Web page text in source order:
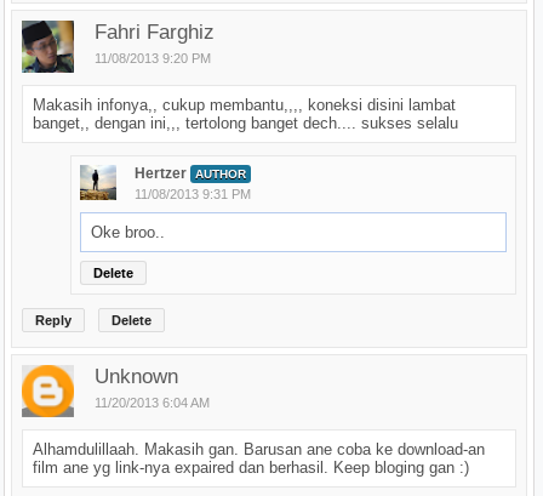
Fahri Farghiz
11/08/2013 9:20 PM
Makasih infonya,, cukup membantu,,,, koneksi disini lambat
banget,, dengan ini,,, tertolong banget dech.... sukses selalu
Hertzer AUTHOR
11/08/2013 9:31 PM
Oke broo..
Delete
Reply Delete
Unknown
11/20/2013 6:04 AM
Alhamdulillaah. Makasih gan. Barusan ane coba ke download-an
film ane yg link-nya expaired dan berhasil. Keep bloging gan :)